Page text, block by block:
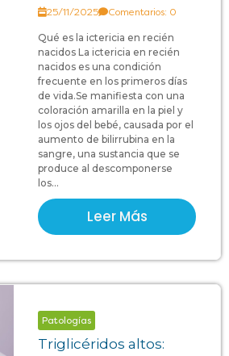
25/11/2025 Comentarios: 0
Qué es la ictericia en recién
nacidos La ictericia en recién
nacidos es una condición
frecuente en los primeros días
de vida.Se manifiesta con una
coloración amarilla en la piel y
los ojos del bebé, causada por el
aumento de bilirrubina en la
sangre, una sustancia que se
produce al descomponerse
los...
Leer Más
Patologías
Triglicéridos altos: